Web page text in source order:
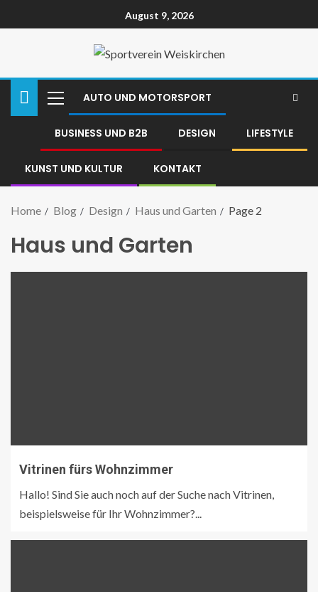
August 9, 2026
AUTO UND MOTORSPORT
BUSINESS UND B2B DESIGN LIFESTYLE
KUNST UND KULTUR KONTAKT
Home Blog Design Haus und Garten Page 2
Haus und Garten
Vitrinen fürs Wohnzimmer
Hallo! Sind Sie auch noch auf der Suche nach Vitrinen,
beispielsweise für Ihr Wohnzimmer?...